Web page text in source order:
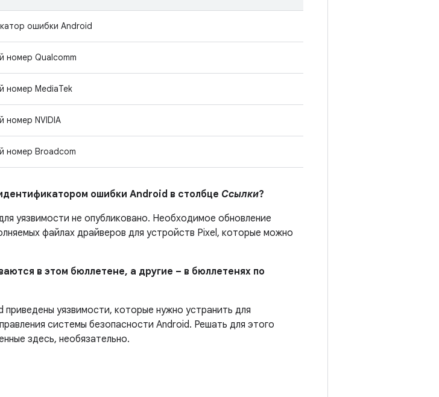
ошибки Android
номер Qualcomm
номер MediaTek
номер NVIDIA
номер Broadcom
ошибки Android в столбце Ссылки?
уязвимости не опубликовано. Необходимое обновление
файлах драйверов для устройств Pixel, которые можно
в этом бюллетене, а другие – в бюллетенях по
уязвимости, которые нужно устранить для
системы безопасности Android. Решать для этого
здесь, необязательно.